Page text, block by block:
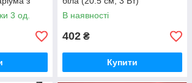
3 од.
В наявності
402 ₴
Купити